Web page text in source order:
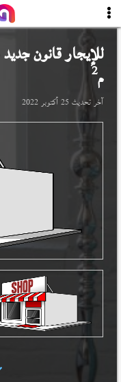
للإيجار قانون
م2
آخر تحديث 25 أكتوبر 2022